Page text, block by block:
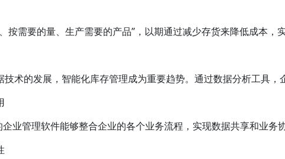
按需要的量、生产需要的产品”，以期通过减少存货来降低成本，
术的发展，智能化库存管理成为重要趋势。通过数据分析工具
业管理软件能够整合企业的各个业务流程，实现数据共享和业务